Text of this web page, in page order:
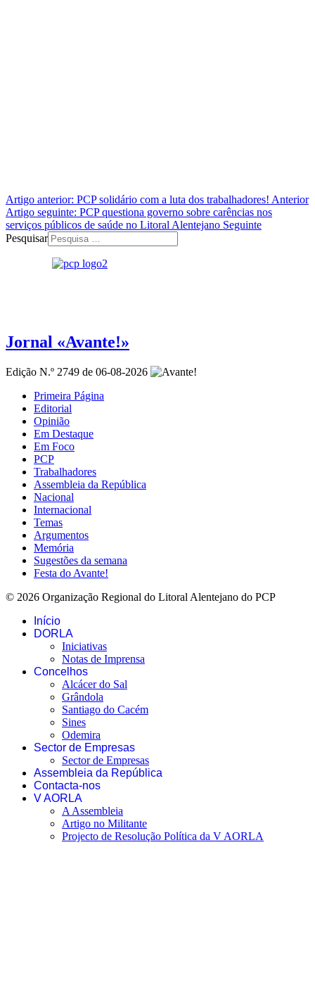
Artigo anterior: PCP solidário com a luta dos trabalhadores! Anterior
Artigo seguinte: PCP questiona governo sobre carências nos
serviços públicos de saúde no Litoral Alentejano Seguinte
Pesquisar
Jornal «Avante!»
Edição N.º 2749 de 06-08-2026
Primeira Página
Editorial
Opinião
Em Destaque
Em Foco
PCP
Trabalhadores
Assembleia da República
Nacional
Internacional
Temas
Argumentos
Memória
Sugestões da semana
Festa do Avante!
© 2026 Organização Regional do Litoral Alentejano do PCP
Início
DORLA
Iniciativas
Notas de Imprensa
Concelhos
Alcácer do Sal
Grândola
Santiago do Cacém
Sines
Odemira
Sector de Empresas
Sector de Empresas
Assembleia da República
Contacta-nos
V AORLA
A Assembleia
Artigo no Militante
Projecto de Resolução Política da V AORLA